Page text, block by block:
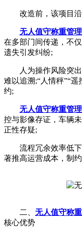
改造前，该项目沿
无人值守称重管
在多部门间传递，不
遗失引发纠纷;
人为操作风险突出
难以追溯;“人情秤”“遥
约;
无人值守称重管
控与影像存证，车辆
正性存疑;
流程冗余效率低下
著推高运营成本，制
二、 无人值守称
核心优势